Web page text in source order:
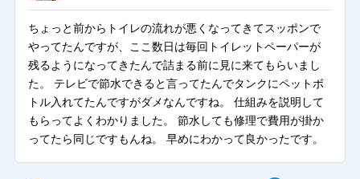
ちょっと前からトイレの流れが悪くなってきてスッポンで
やってたんですが、ここ数日は毎回トイレットペーパーが
残るようになってきたんで詰まる前に見に来てもらいまし
た。 テレビで節水できると言ってたんでタンクにペットボ
トル入れてたんですがダメなんですね。 仕組みを説明して
もらってよくわかりました。 節水しても修理で費用が掛か
ってたら同じですもんね。 早めにわかって良かったです。